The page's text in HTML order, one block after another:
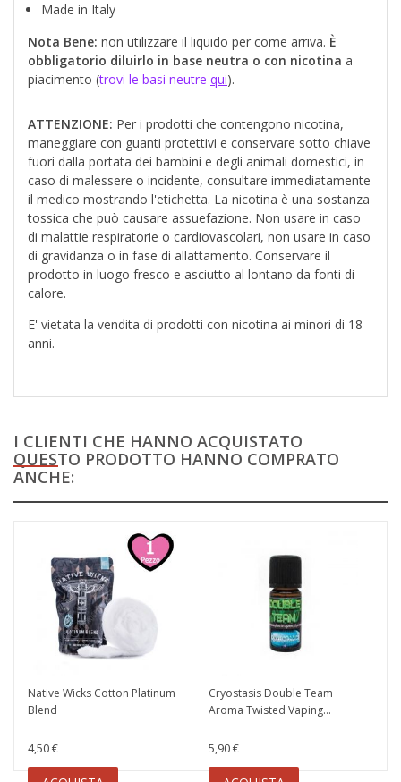
Made in Italy
Nota Bene: non utilizzare il liquido per come arriva. È
obbligatorio diluirlo in base neutra o con nicotina a
piacimento (trovi le basi neutre qui).
ATTENZIONE: Per i prodotti che contengono nicotina,
maneggiare con guanti protettivi e conservare sotto chiave
fuori dalla portata dei bambini e degli animali domestici, in
caso di malessere o incidente, consultare immediatamente
il medico mostrando l'etichetta. La nicotina è una sostanza
tossica che può causare assuefazione. Non usare in caso
di malattie respiratorie o cardiovascolari, non usare in caso
di gravidanza o in fase di allattamento. Conservare il
prodotto in luogo fresco e asciutto al lontano da fonti di
calore.
E' vietata la vendita di prodotti con nicotina ai minori di 18
anni.
I CLIENTI CHE HANNO ACQUISTATO
QUESTO PRODOTTO HANNO COMPRATO
ANCHE:
Native Wicks Cotton Platinum
Blend
4,50 €
Cryostasis Double Team
Aroma Twisted Vaping...
5,90 €